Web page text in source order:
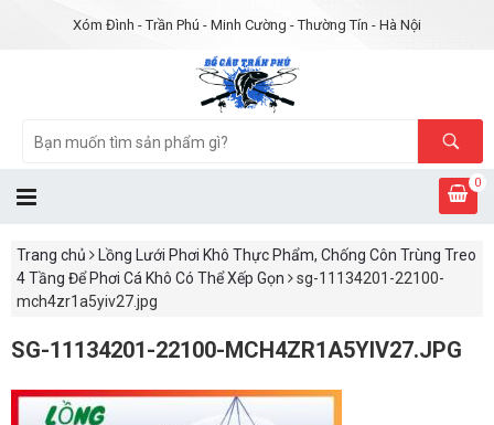
Xóm Đình - Trần Phú - Minh Cường - Thường Tín - Hà Nội
0
Trang chủ
Lồng Lưới Phơi Khô Thực Phẩm, Chống Côn Trùng Treo
4 Tầng Để Phơi Cá Khô Có Thể Xếp Gọn
sg-11134201-22100-
mch4zr1a5yiv27.jpg
SG-11134201-22100-MCH4ZR1A5YIV27.JPG